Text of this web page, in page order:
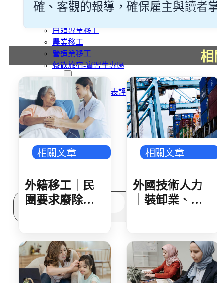
資源回收業移工
白領專業移工
農業移工
營造業移工
餐飲旅宿-實習生專區
巴氏量表
「3分鐘」巴氏量表評估
巴氏量表是什麼?
多元免評
常見問題
關於我們
案例分享
失聯協尋
搜
確、客觀的報導，確保雇主與讀者
相
相關文章
外籍移工｜民
團要求廢除家
手衛福部 減輕
家庭照顧負擔
相關文章
外國技術人力
｜裝卸業、集
映盼技術資格
更詳細明確